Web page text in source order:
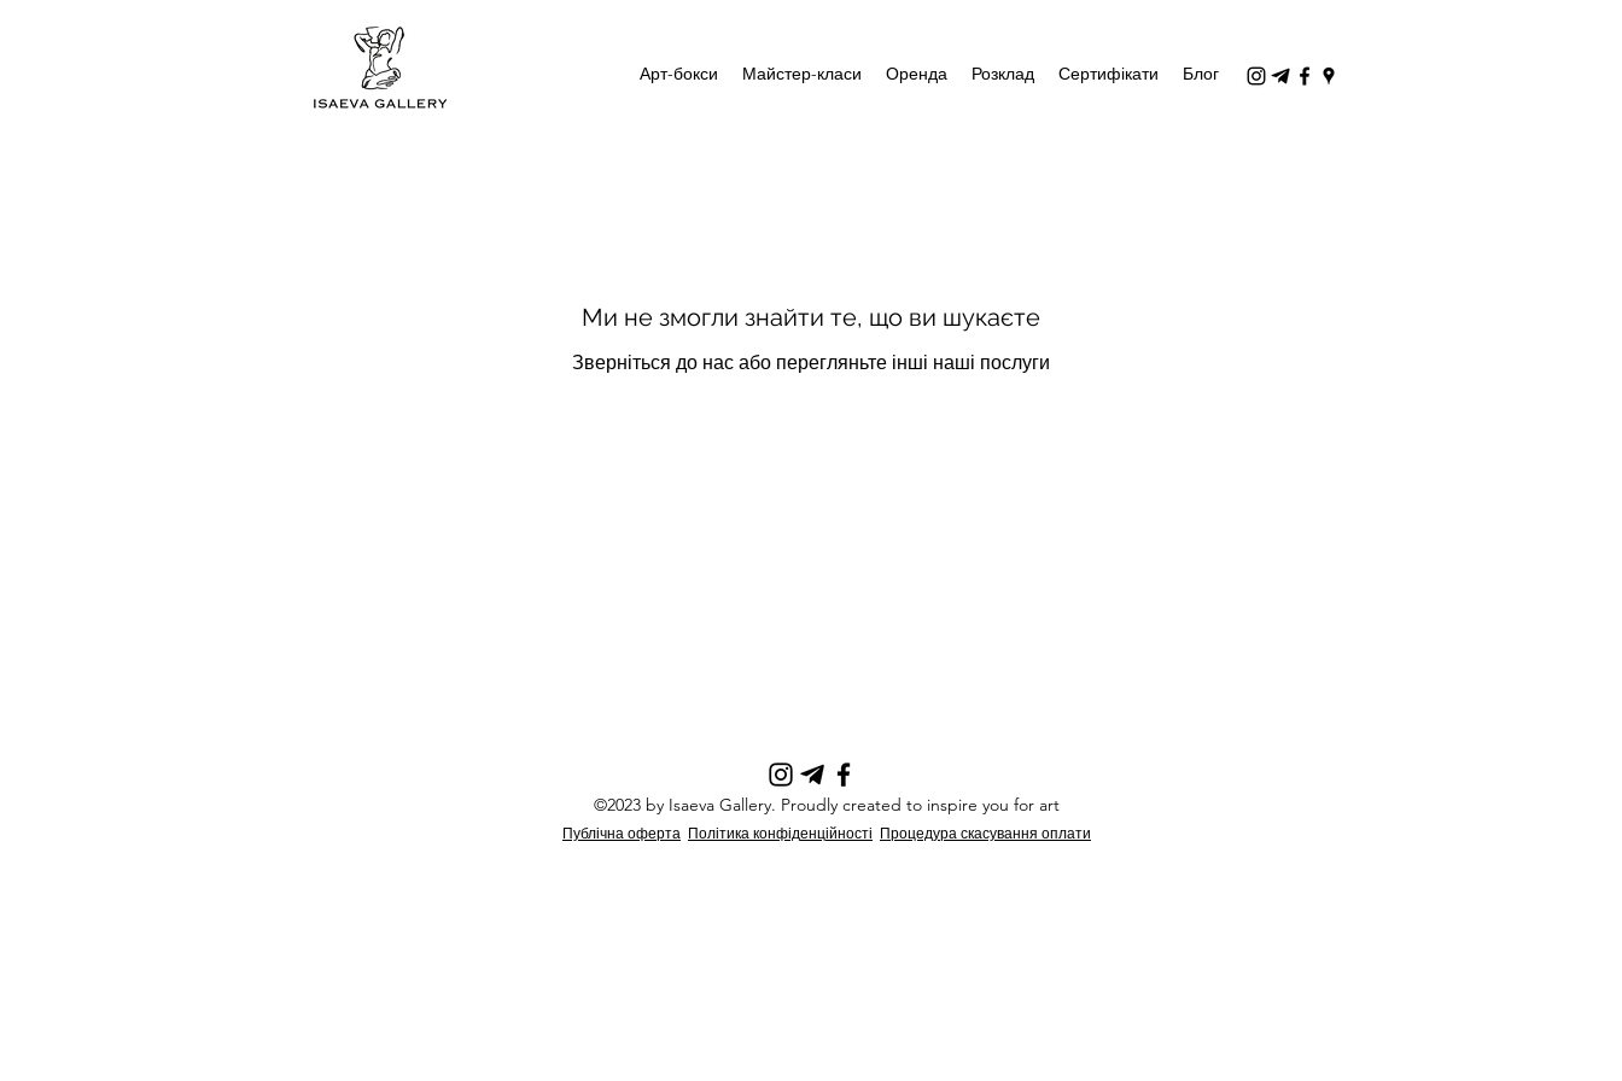
Арт-бокси Майстер-класи Оренда Розклад Сертифікати Блог
Ми не змогли знайти те, що ви шукаєте
Зверніться до нас або перегляньте інші наші послуги
©2023 by Isaeva Gallery. Proudly created to inspire you for art
Публічна оферта Політика конфіденційності Процедура скасування оплати